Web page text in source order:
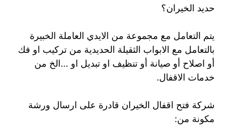
حديد الخيران؟
يتم التعامل مع مجموعة من الايدي العاملة الخبيرة
بالتعامل مع الابواب الثقيلة الحديدية من تركيب او فك
أو اصلاح أو صيانة أو تنظيف او تبديل او …الخ من
خدمات الاقفال.
شركة فتح اقفال الخيران قادرة على ارسال ورشة
مكونة من: